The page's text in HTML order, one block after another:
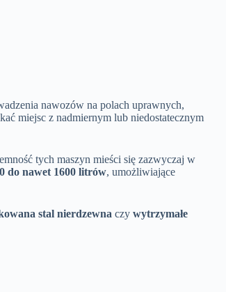
nawozów na polach uprawnych,
miejsc z nadmiernym lub niedostatecznym
tych maszyn mieści się zazwyczaj w
do nawet 1600 litrów, umożliwiające
stal nierdzewna czy wytrzymałe